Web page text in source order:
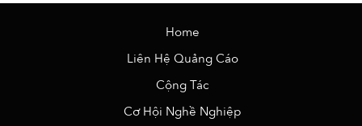
Home
Liên Hệ Quảng Cáo
Cộng Tác
Cơ Hội Nghề Nghiệp